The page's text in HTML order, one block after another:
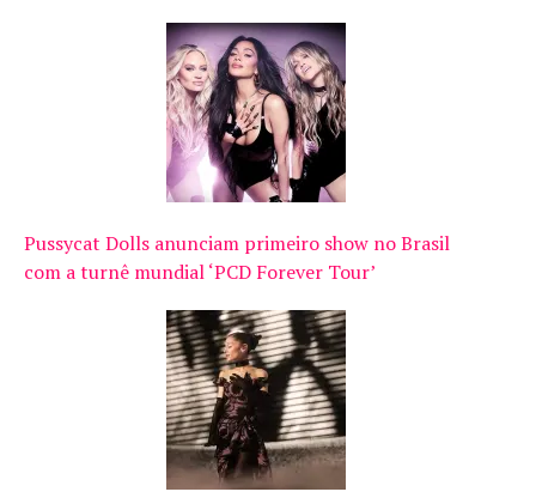
Pussycat Dolls anunciam primeiro show no Brasil
com a turnê mundial ‘PCD Forever Tour’